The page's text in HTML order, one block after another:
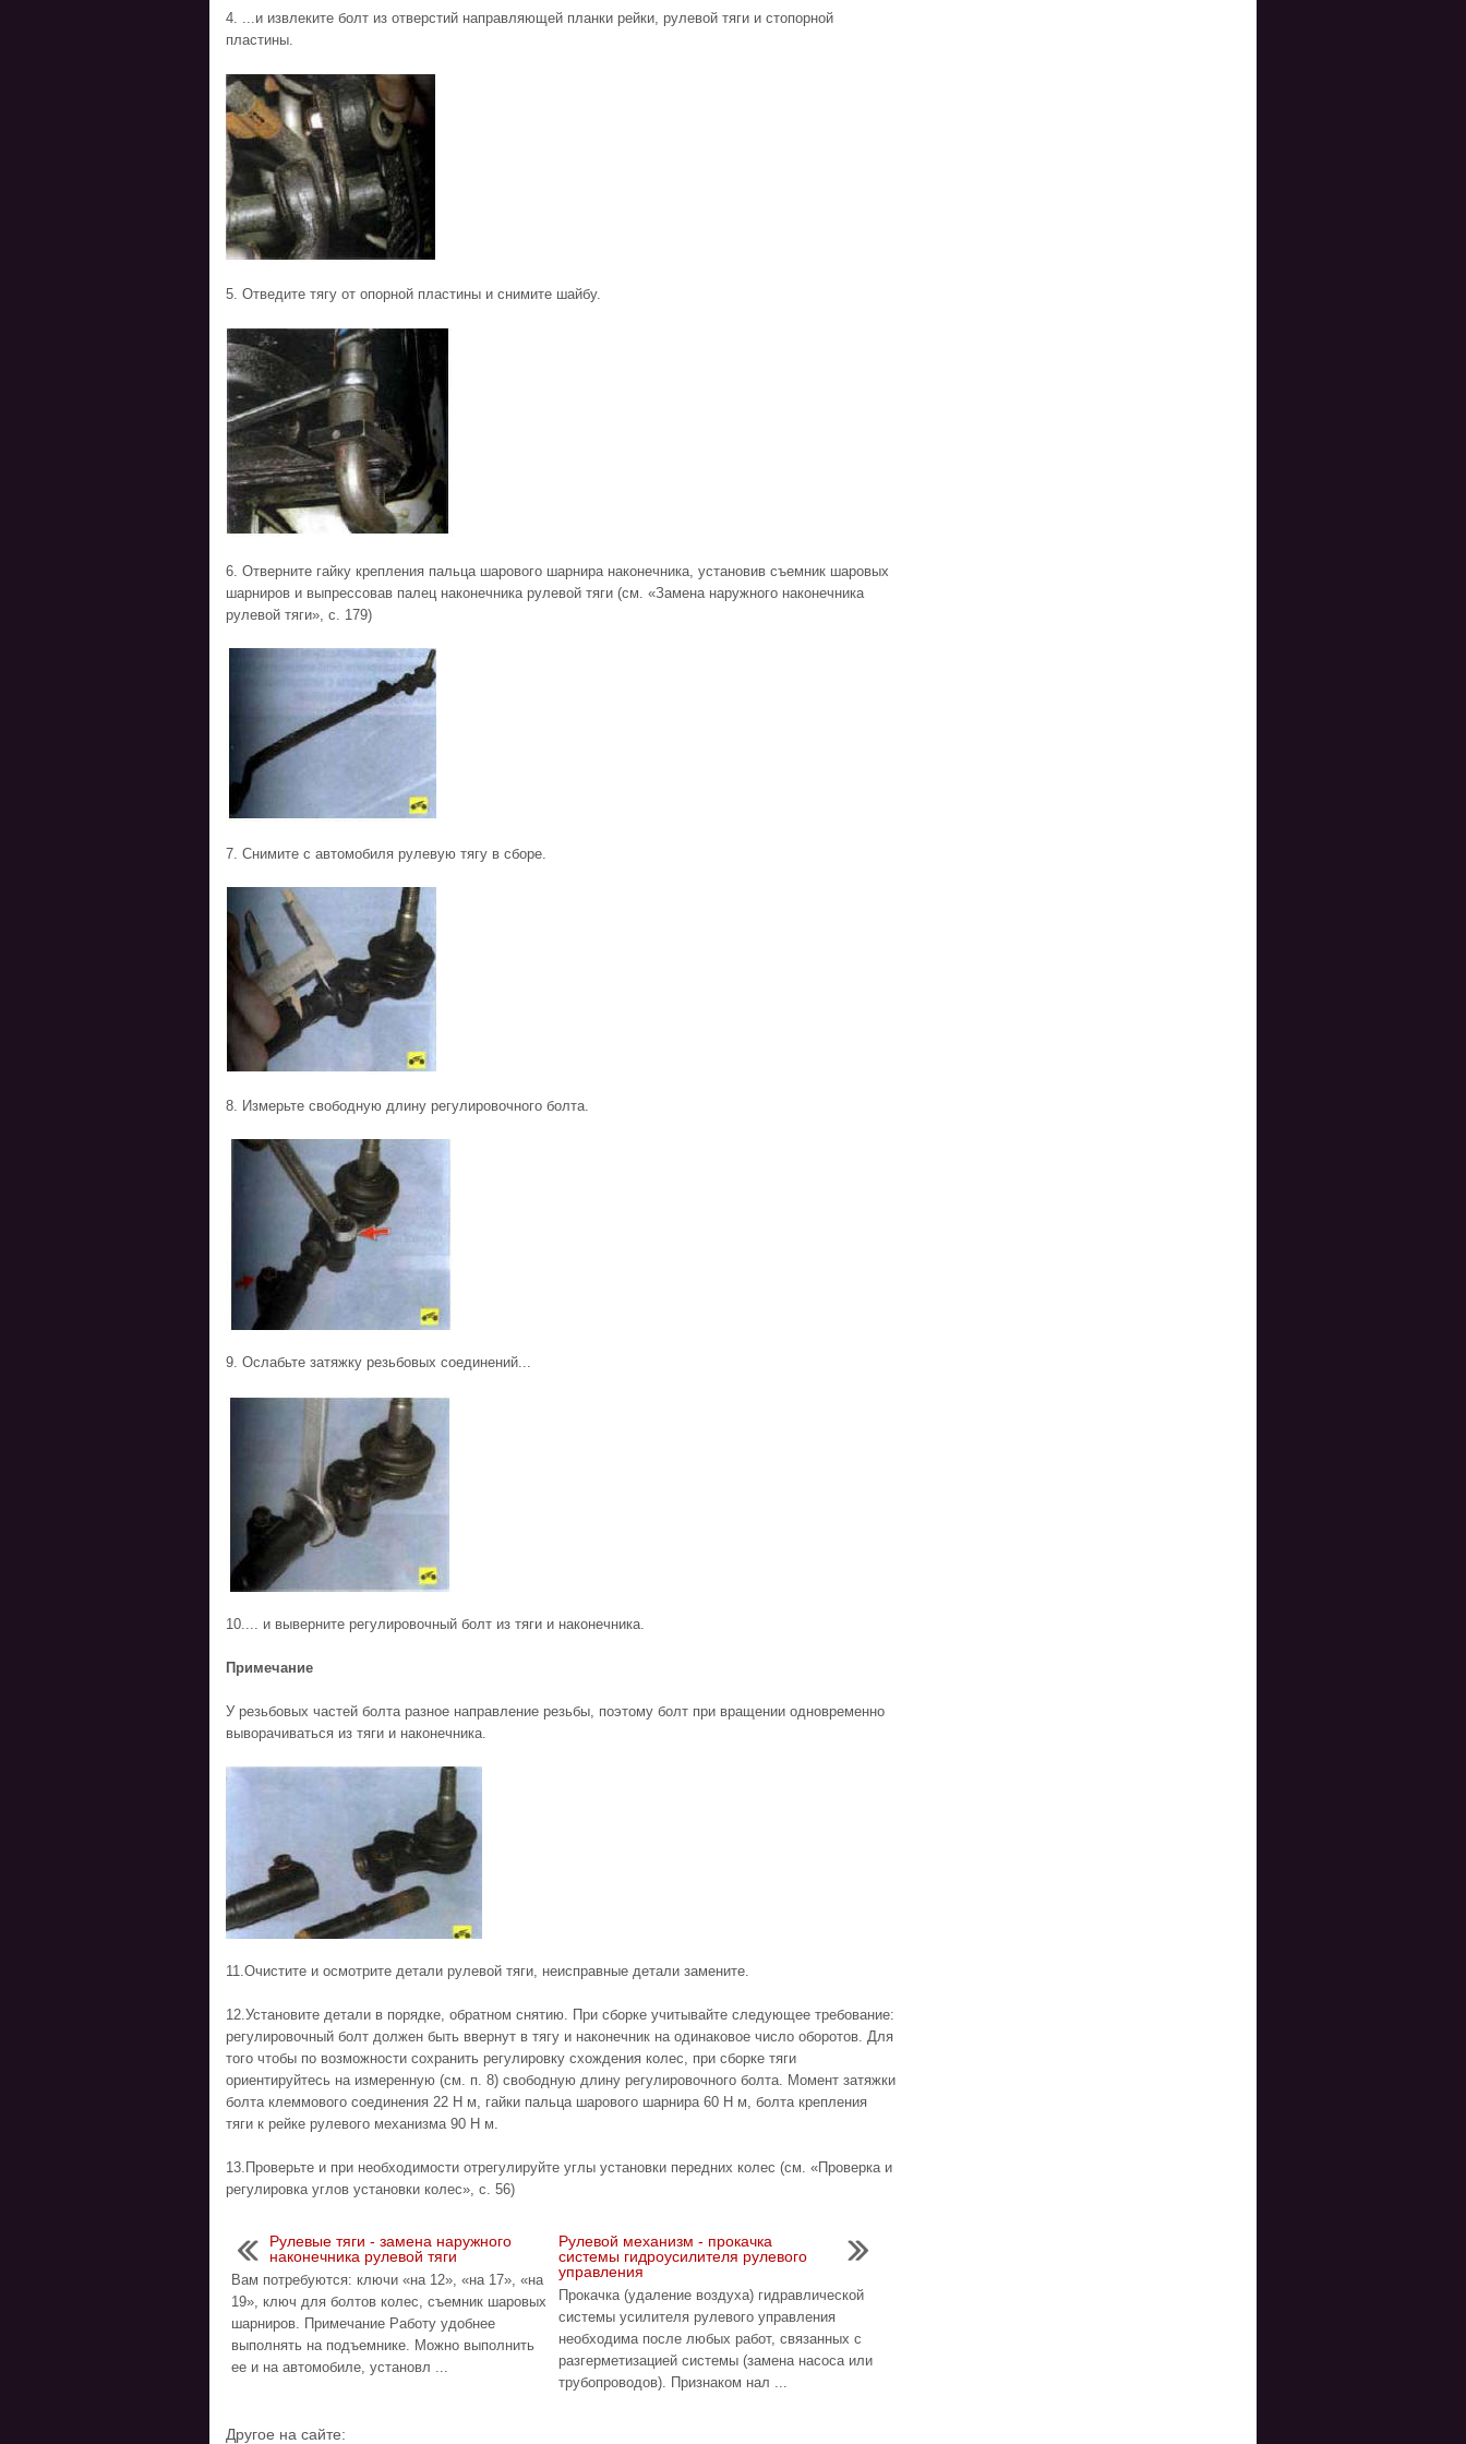
4. ...и извлеките болт из отверстий направляющей планки рейки, рулевой тяги и стопорной
пластины.
5. Отведите тягу от опорной пластины и снимите шайбу.
6. Отверните гайку крепления пальца шарового шарнира наконечника, установив съемник шаровых
шарниров и выпрессовав палец наконечника рулевой тяги (см. «Замена наружного наконечника
рулевой тяги», с. 179)
7. Снимите с автомобиля рулевую тягу в сборе.
8. Измерьте свободную длину регулировочного болта.
9. Ослабьте затяжку резьбовых соединений...
10.... и выверните регулировочный болт из тяги и наконечника.
Примечание
У резьбовых частей болта разное направление резьбы, поэтому болт при вращении одновременно
выворачиваться из тяги и наконечника.
11.Очистите и осмотрите детали рулевой тяги, неисправные детали замените.
12.Установите детали в порядке, обратном снятию. При сборке учитывайте следующее требование:
регулировочный болт должен быть ввернут в тягу и наконечник на одинаковое число оборотов. Для
того чтобы по возможности сохранить регулировку схождения колес, при сборке тяги
ориентируйтесь на измеренную (см. п. 8) свободную длину регулировочного болта. Момент затяжки
болта клеммового соединения 22 Н м, гайки пальца шарового шарнира 60 Н м, болта крепления
тяги к рейке рулевого механизма 90 Н м.
13.Проверьте и при необходимости отрегулируйте углы установки передних колес (см. «Проверка и
регулировка углов установки колес», с. 56)
Рулевые тяги - замена наружного
наконечника рулевой тяги
Вам потребуются: ключи «на 12», «на 17», «на
19», ключ для болтов колес, съемник шаровых
шарниров. Примечание Работу удобнее
выполнять на подъемнике. Можно выполнить
ее и на автомобиле, установл ...
Рулевой механизм - прокачка
системы гидроусилителя рулевого
управления
Прокачка (удаление воздуха) гидравлической
системы усилителя рулевого управления
необходима после любых работ, связанных с
разгерметизацией системы (замена насоса или
трубопроводов). Признаком нал ...
Другое на сайте: